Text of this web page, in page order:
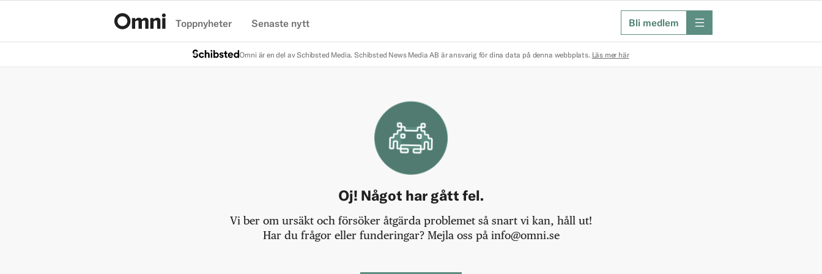
Toppnyheter Senaste nytt Bli medlem meny
Omni är en del av Schibsted Media. Schibsted News Media AB är ansvarig för dina data på denna webbplats. Läs mer här
Oj! Något har gått fel.
Vi ber om ursäkt och försöker åtgärda problemet så snart vi kan, håll ut!
Har du frågor eller funderingar? Mejla oss på info@omni.se